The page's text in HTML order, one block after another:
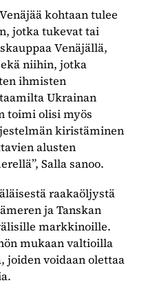
kohtaan tulee
jotka tukevat tai
Venäjällä,
niihin, jotka
ihmisten
Ukrainan
toimi olisi myös
kiristäminen
alusten
Salla sanoo.
raakaöljystä
ja Tanskan
markkinoille.
mukaan valtioilla
joiden voidaan olettaa